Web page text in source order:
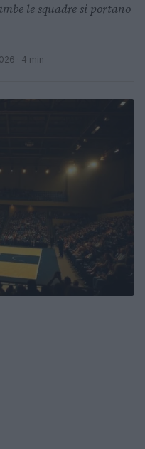
le squadre si portano
· 4 min